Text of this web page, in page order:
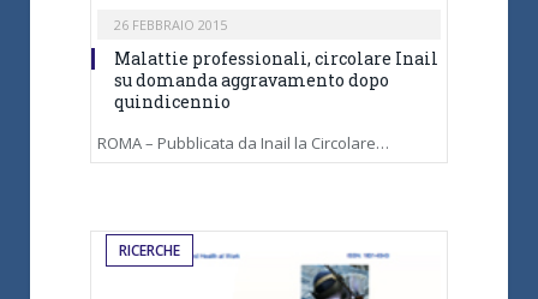
26 FEBBRAIO 2015
Malattie professionali, circolare Inail
su domanda aggravamento dopo
quindicennio
ROMA – Pubblicata da Inail la Circolare…
RICERCHE